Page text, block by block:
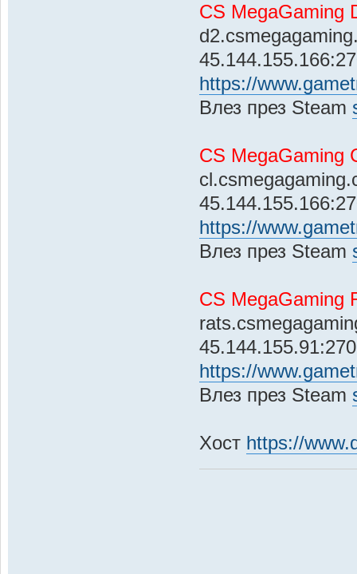
CS MegaGaming
https://
Влез през Steam
CS MegaGaming
https://
Влез през Steam
CS MegaGaming
https://
Влез през Steam
Хост https://